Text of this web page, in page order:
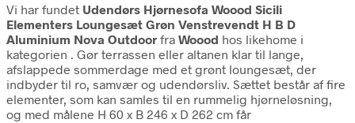
Vi har fundet Udendørs Hjørnesofa Woood Sicili
Elementers Loungesæt Grøn Venstrevendt H B D
Aluminium Nova Outdoor fra Woood hos likehome i
kategorien . Gør terrassen eller altanen klar til lange,
afslappede sommerdage med et grønt loungesæt, der
indbyder til ro, samvær og udendørsliv. Sættet består af fire
elementer, som kan samles til en rummelig hjørneløsning,
og med målene H 60 x B 246 x D 262 cm får